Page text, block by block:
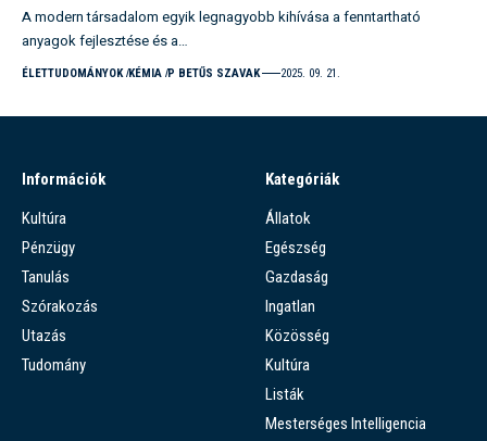
A modern társadalom egyik legnagyobb kihívása a fenntartható
anyagok fejlesztése és a…
ÉLETTUDOMÁNYOK KÉMIA P BETŰS SZAVAK 2025. 09. 21.
Információk
Kultúra
Pénzügy
Tanulás
Szórakozás
Utazás
Tudomány
Kategóriák
Állatok
Egészség
Gazdaság
Ingatlan
Közösség
Kultúra
Listák
Mesterséges Intelligencia